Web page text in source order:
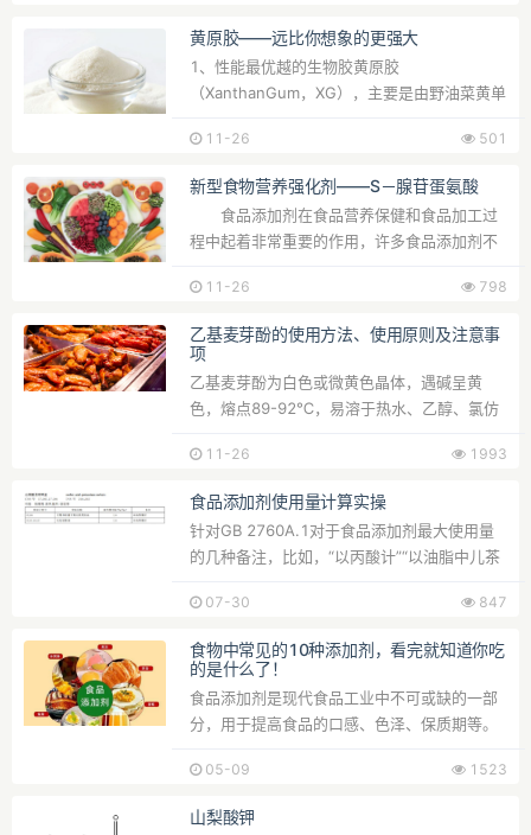
黄原胶——远比你想象的更强大
1、性能最优越的生物胶黄原胶
（XanthanGum，XG），主要是由野油菜黄单
11-26 501
新型食物营养强化剂——S－腺苷蛋氨酸
食品添加剂在食品营养保健和食品加工过
程中起着非常重要的作用，许多食品添加剂不
11-26 798
乙基麦芽酚的使用方法、使用原则及注意事
项
乙基麦芽酚为白色或微黄色晶体，遇碱呈黄
色，熔点89-92℃，易溶于热水、乙醇、氯仿
11-26 1993
食品添加剂使用量计算实操
针对GB 2760A.1对于食品添加剂最大使用量
的几种备注，比如，“以丙酸计”“以油脂中儿茶
07-30 847
食物中常见的10种添加剂，看完就知道你吃
的是什么了！
食品添加剂是现代食品工业中不可或缺的一部
分，用于提高食品的口感、色泽、保质期等。
05-09 1523
山梨酸钾